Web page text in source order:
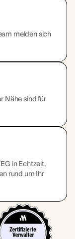
melden sich
Nähe sind für
in Echtzeit,
rund um Ihr